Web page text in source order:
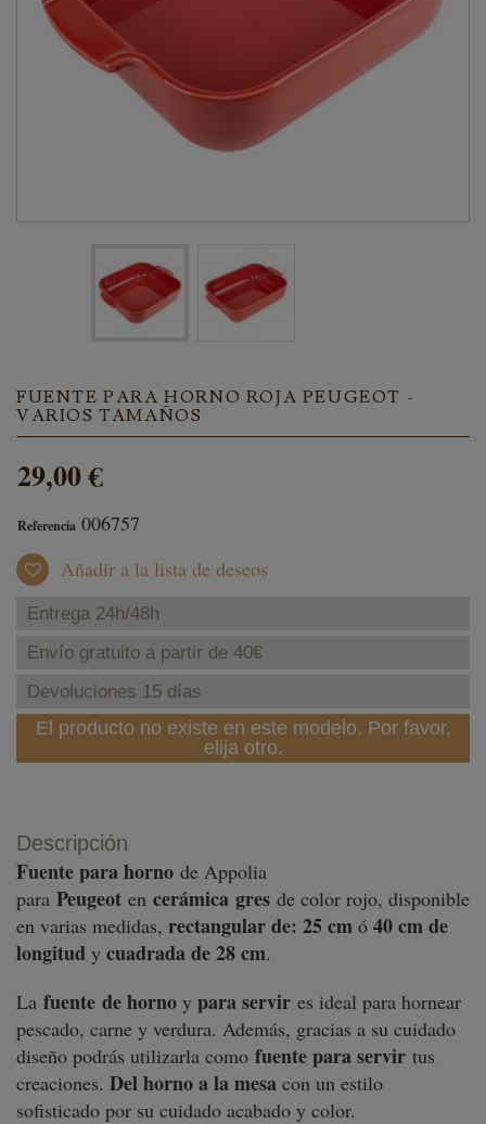
FUENTE PARA HORNO ROJA PEUGEOT -
VARIOS TAMAÑOS
29,00 €
Referencia 006757
Añadir a la lista de deseos
Entrega 24h/48h
Envío gratuito a partir de 40€
Devoluciones 15 días
El producto no existe en este modelo. Por favor,
elija otro.
Descripción
Fuente para horno de Appolia
para Peugeot en cerámica gres de color rojo, disponible
en varias medidas, rectangular de: 25 cm ó 40 cm de
longitud y cuadrada de 28 cm.
La fuente de horno y para servir es ideal para hornear
pescado, carne y verdura. Además, gracias a su cuidado
diseño podrás utilizarla como fuente para servir tus
creaciones. Del horno a la mesa con un estilo
sofisticado por su cuidado acabado y color.